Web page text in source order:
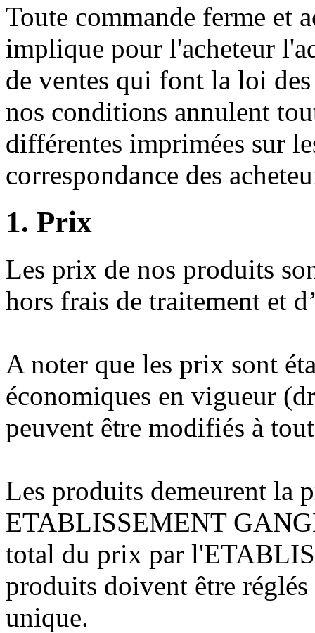
Toute commande ferme et
implique pour l'acheteur
de ventes qui font la loi
nos conditions annulent
différentes imprimées sur
correspondance des
1. Prix
Les prix de nos produits
hors frais de traitement et
A noter que les prix sont
économiques en vigueur
peuvent être modifiés à
Les produits demeurent la
ETABLISSEMENT
total du prix par
produits doivent être
unique.